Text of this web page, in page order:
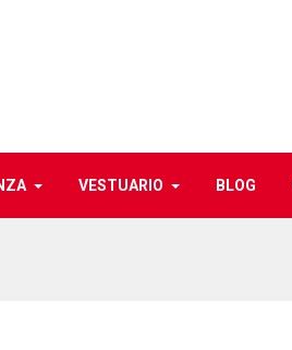
VESTUARIO BLOG